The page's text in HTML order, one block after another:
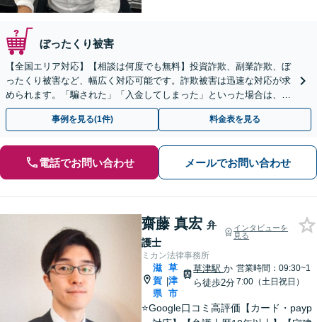
ぼったくり被害
【全国エリア対応】【相談は何度でも無料】投資詐欺、副業詐欺、ぼ
ったくり被害など、幅広く対応可能です。詐欺被害は迅速な対応が求
められます。「騙された」「入金してしまった」といった場合は、お
早めにご相談ください。【電話・メール・WEB相談可】
事例を見る(1件) 料金表を見る
電話でお問い合わせ メールでお問い合わせ
齋藤 真宏 弁
護士
インタビューを
見る
ミカン法律事務所
滋
賀
県
|
草
津
市
草津駅か
ら徒歩2分
営業時間：09:30~1
7:00（土日祝日）
⭐️Google口コミ高評価【カード・payp